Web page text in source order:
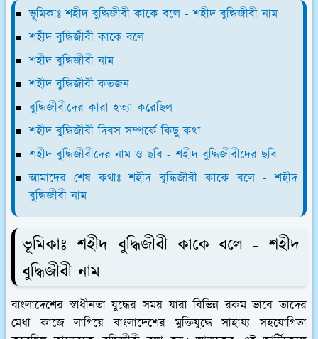
ভূমিকাঃ শহীদ বুদ্ধিজীবী কাকে বলে - শহীদ বুদ্ধিজীবী নাম
শহীদ বুদ্ধিজীবী কাকে বলে
শহীদ বুদ্ধিজীবী নাম
শহীদ বুদ্ধিজীবী কতজন
বুদ্ধিজীবীদের কারা হত্যা করেছিল
শহীদ বুদ্ধিজীবী দিবস সম্পর্কে কিছু কথা
শহীদ বুদ্ধিজীবীদের নাম ও ছবি - শহীদ বুদ্ধিজীবীদের ছবি
আমাদের শেষ কথাঃ শহীদ বুদ্ধিজীবী কাকে বলে - শহীদ
বুদ্ধিজীবী নাম
ভূমিকাঃ শহীদ বুদ্ধিজীবী কাকে বলে - শহীদ
বুদ্ধিজীবী নাম
বাংলাদেশের স্বাধীনতা যুদ্ধের সময় যারা বিভিন্ন রকম ভাবে তাদের
মেধা কাজে লাগিয়ে বাংলাদেশের মুক্তিযুদ্ধে সাহায্য সহযোগিতা